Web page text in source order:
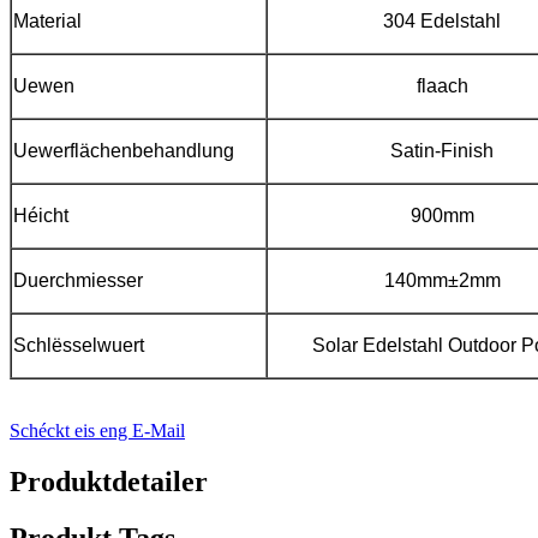
Material 304 Edelstahl
Uewen flaach
Uewerflächenbehandlung Satin-Finish
Héicht 900mm
Duerchmiesser 140mm±2mm
Schlësselwuert Solar Edelstahl Outdoor
Schéckt eis eng E-Mail
Produktdetailer